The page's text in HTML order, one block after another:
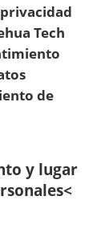
Tech
de
y lugar